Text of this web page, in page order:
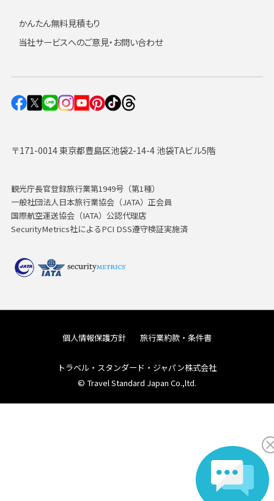
〒171-0014 東京都豊島区池袋2-14-4 池袋TAビル5階
観光庁長官登録旅行業第1949号（第1種）
一般社団法人日本旅行業協会（JATA）正会員
国際航空運送協会（IATA）公認代理店
SecurityMetrics社によるPCI DSS遵守検証実施済
かんたん無料見積もり
当社サービスへのご意見・お問い合わせ
個人情報保護方針 旅行業約款・条件書
トラベル・スタンダード・ジャパン株式会社
© Travel Standard Japan Co.,ltd.